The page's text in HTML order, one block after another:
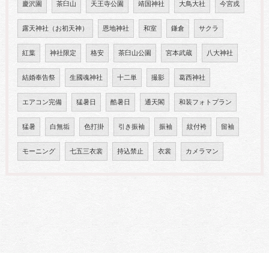
慶沢園 茶臼山 天王寺公園 靖国神社 大鳥大社 今宮戎
露天神社（お初天神） 恩地神社 和室 鎌倉 サクラ
紅葉 神社限定 格安 茶臼山公園 宮本武蔵 八大神社
結婚奉告祭 生國魂神社 十二単 撮影 葛西神社
エアコン完備 猛暑日 酷暑日 通天閣 和装フォトプラン
猛暑 白無垢 色打掛 引き振袖 振袖 紋付袴 留袖
モーニング 七五三衣裳 持込禁止 衣裳 カメラマン